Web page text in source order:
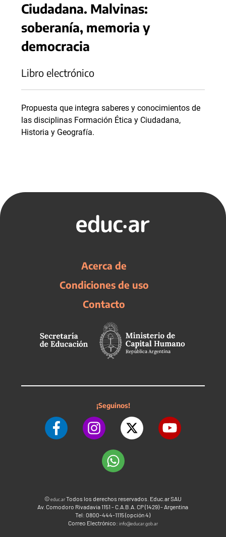
Ciudadana. Malvinas:
soberanía, memoria y
democracia
Libro electrónico
Propuesta que integra saberes y conocimientos de
las disciplinas Formación Ética y Ciudadana,
Historia y Geografía.
Acerca de
Condiciones de uso
Contacto
¡Seguinos!
©educ.arTodos los derechos reservados. Educ.ar SAU
Av. Comodoro Rivadavia 1151 - C.A.B.A. CP (1429) - Argentina
Tel: 0800-444-1115 (opción 4)
Correo Electrónico: info@educar.gob.ar